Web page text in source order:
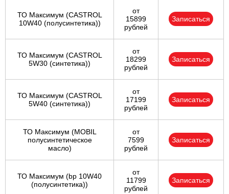
ТО Максимум (CASTROL
10W40 (полусинтетика))
от
15899
рублей
Записаться
ТО Максимум (CASTROL
5W30 (синтетика))
от
18299
рублей
Записаться
ТО Максимум (CASTROL
5W40 (синтетика))
от
17199
рублей
Записаться
ТО Максимум (MOBIL
полуcинтетическое
масло)
от
7599
рублей
Записаться
ТО Максимум (bp 10W40
(полусинтетика))
от
11799
рублей
Записаться